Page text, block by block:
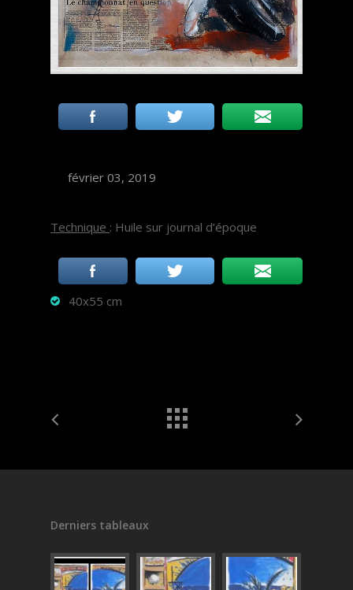
février 03, 2019
Technique : Huile sur journal d’époque
40x55 cm
Derniers tableaux